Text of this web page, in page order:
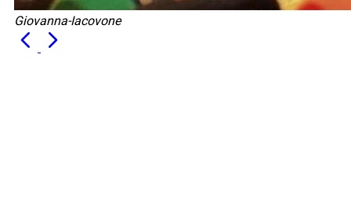
Giovanna-Iacovone